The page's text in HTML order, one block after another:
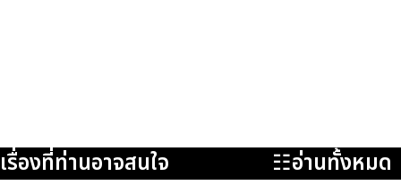
เรื่องที่ท่านอาจสนใจ ☷อ่านทั้งหมด